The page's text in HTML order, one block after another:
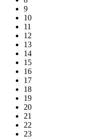
9
10
11
12
13
14
15
16
17
18
19
20
21
22
23